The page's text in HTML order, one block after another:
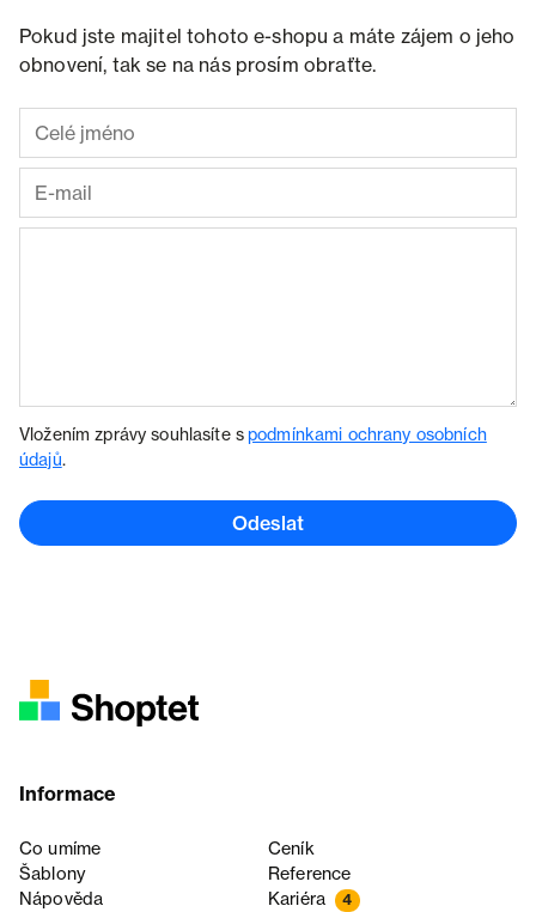
Pokud jste majitel tohoto e-shopu a máte zájem o jeho
obnovení, tak se na nás prosím obraťte.
Vložením zprávy souhlasíte spodmínkami ochrany osobních
údajů.
Odeslat
Informace
Co umíme
Ceník
Šablony
Reference
Nápověda
Kariéra 4